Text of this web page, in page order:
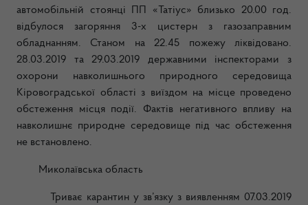
автомобільній стоянці ПП «Татіус» близько 20.00 год.
відбулося загоряння 3-х цистерн з газозаправним
обладнанням. Станом на 22.45 пожежу ліквідовано.
28.03.2019 та 29.03.2019 державними інспекторами з
охорони навколишнього природного середовища
Кіровоградської області з виїздом на місце проведено
обстеження місця події. Фактів негативного впливу на
навколишнє природне середовище під час обстеження
не встановлено.
Миколаївська область
Триває карантин у зв’язку з виявленням 07.03.2019